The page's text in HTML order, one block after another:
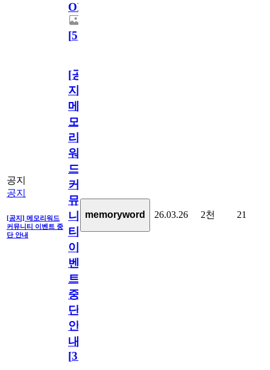
OPEN!
[5]
공지
공지
[공지] 메모리워드
커뮤니티 이벤트 중
단 안내
[공
지]
메
모
리
워
드
커
뮤
니
티
이
벤
트
중
단
안
내
[31
memoryword 26.03.26 2천 21